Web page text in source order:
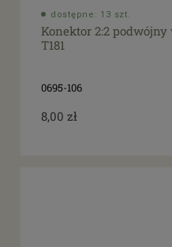
dostępne: 13 szt.
Konektor 2:2 podwójny
T181
0695-106
8,00 zł